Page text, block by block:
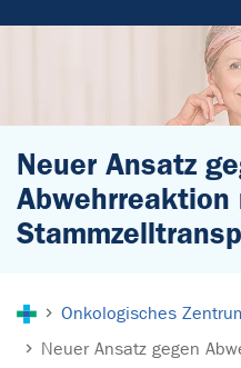
Neuer Ansatz
Abwehrreaktion
Onkologisches
Neuer Ansatz gegen